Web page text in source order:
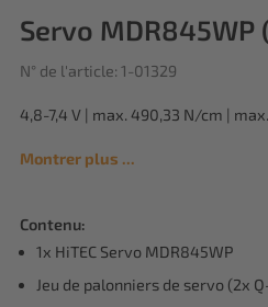
Servo MDR845WP
N° de l'article: 1-01329
4,8-7,4 V | max. 490,33 N/cm |
Montrer plus ...
Contenu:
1x HiTEC Servo MDR845WP
Jeu de palonniers de servo (2x